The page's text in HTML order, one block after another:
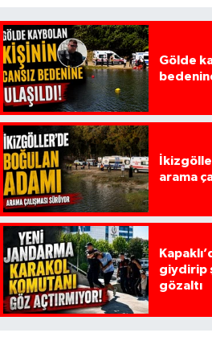
Gölde
arama
giydirip
gözaltı